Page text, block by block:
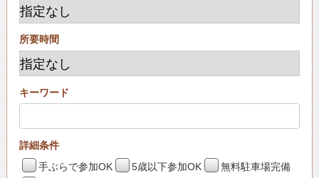
所要時間
キーワード
詳細条件
手ぶらで参加OK
5歳以下参加OK
無料駐車場完備